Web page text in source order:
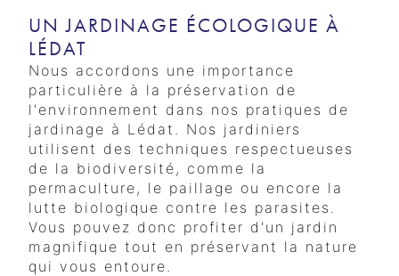
UN JARDINAGE ÉCOLOGIQUE À
LÉDAT
Nous accordons une importance
particulière à la préservation de
l'environnement dans nos pratiques de
jardinage à Lédat. Nos jardiniers
utilisent des techniques respectueuses
de la biodiversité, comme la
permaculture, le paillage ou encore la
lutte biologique contre les parasites.
Vous pouvez donc profiter d'un jardin
magnifique tout en préservant la nature
qui vous entoure.